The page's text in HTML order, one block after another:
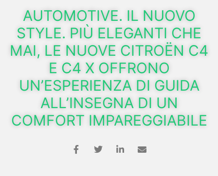
AUTOMOTIVE. IL NUOVO
STYLE. PIÙ ELEGANTI CHE
MAI, LE NUOVE CITROËN C4
E C4 X OFFRONO
UN’ESPERIENZA DI GUIDA
ALL’INSEGNA DI UN
COMFORT IMPAREGGIABILE